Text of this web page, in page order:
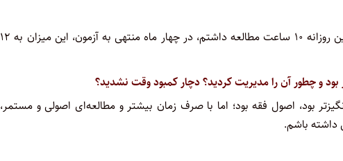
از نظر زمانی، هر روز ساعت ۵ صبح بیدار می‌شدم و به‌طور میانگین روزانه ۱۰ ساعت مطالعه داشتم، در چهار ماه منتهی به آزمون، این میزان به ۱۲
و چطور آن را مدیریت کردید؟ دچار کمبود وقت نشدید؟
بود، اصول فقه بود؛ اما با صرف زمان بیشتر و مطالعه‌ای اصولی و مستمر،
داشته باشم.